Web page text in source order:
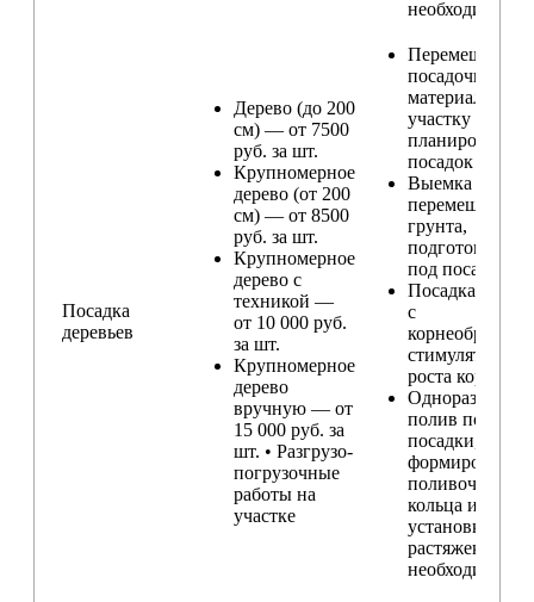
Посадка
деревьев
Дерево (до 200
см) — от 7500
руб. за шт.
Крупномерное
дерево (от 200
см) — от 8500
руб. за шт.
Крупномерное
дерево с
техникой —
от 10 000 руб.
за шт.
Крупномерное
дерево
вручную — от
15 000 руб. за
шт. • Разгрузо-
погрузочные
работы на
участке
Перемещение
посадочного
материала по
участку и
планирование
посадок
Выемка и
перемещение
грунта,
подготовка
под посадку
Посадка
с
стимулятором
роста корней
Одноразовый
полив после
посадки,
формирование
поливочного
кольца и
установка
растяжек (при